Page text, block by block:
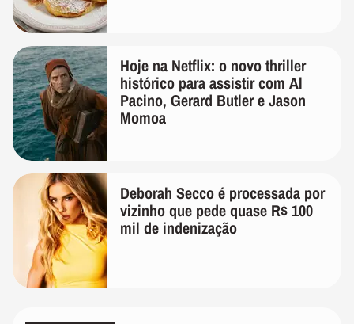
Hoje na Netflix: o novo thriller
histórico para assistir com Al
Pacino, Gerard Butler e Jason
Momoa
Deborah Secco é processada por
vizinho que pede quase R$ 100
mil de indenização